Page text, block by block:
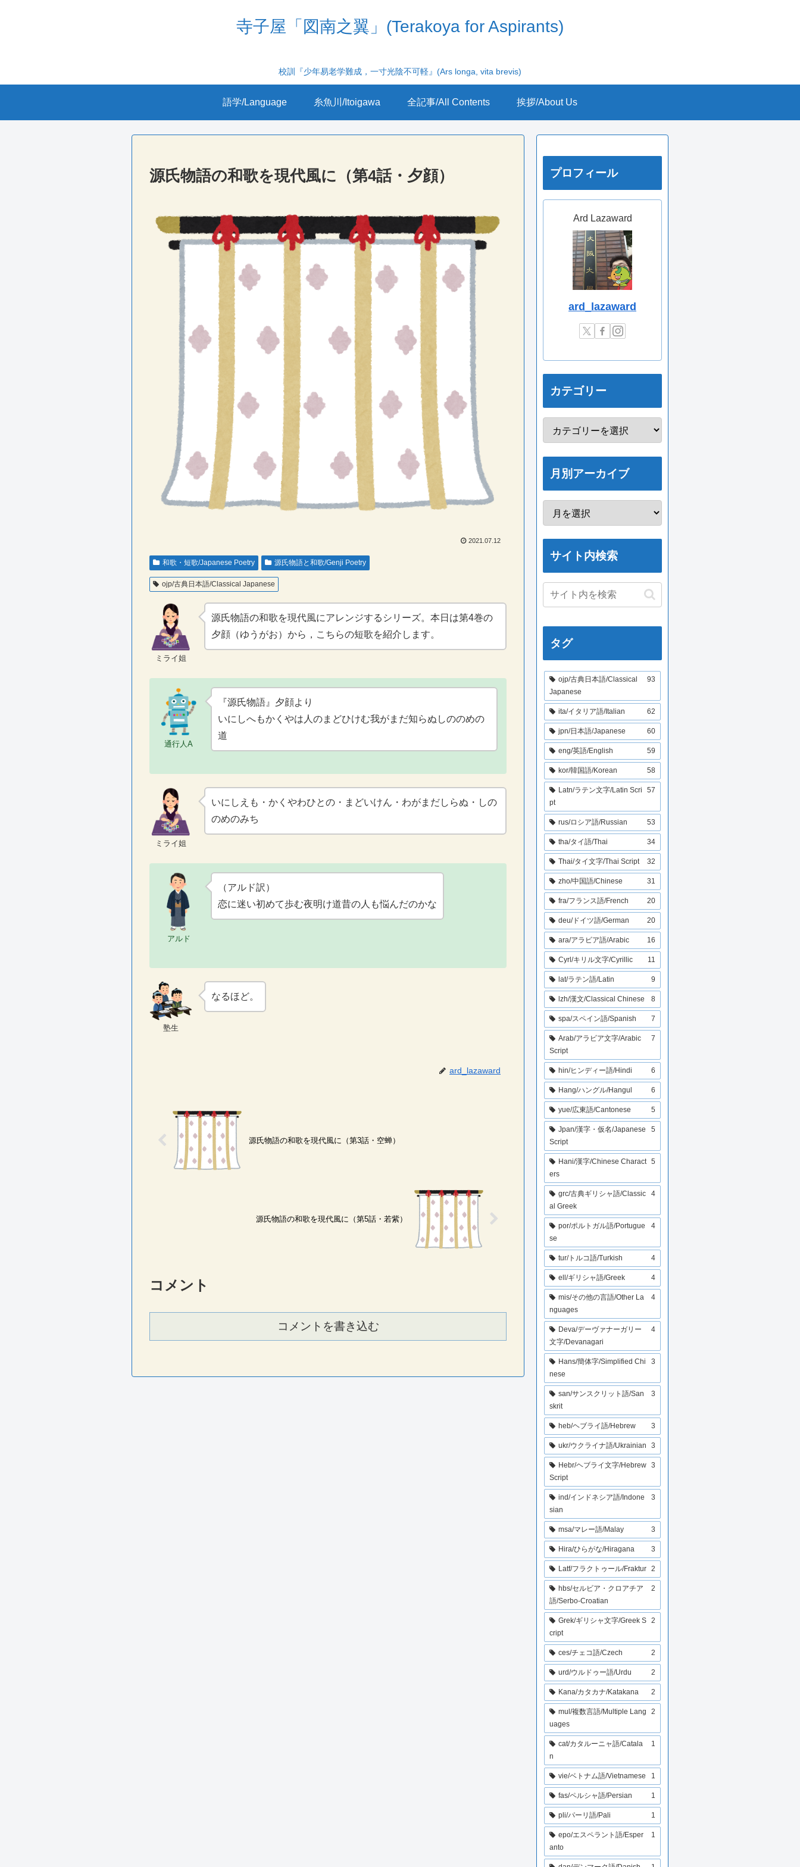
寺子屋「図南之翼」(Terakoya for Aspirants)
校訓『少年易老学難成，一寸光陰不可軽』(Ars longa, vita brevis)
語学/Language 糸魚川/Itoigawa 全記事/All Contents 挨拶/About Us
源氏物語の和歌を現代風に（第4話・夕顔）
2021.07.12
和歌・短歌/Japanese Poetry 源氏物語と和歌/Genji Poetry
ojp/古典日本語/Classical Japanese
ミライ姐
源氏物語の和歌を現代風にアレンジするシリーズ。本日は第4巻の
夕顔（ゆうがお）から，こちらの短歌を紹介します。
通行人A
『源氏物語』夕顔より
いにしへもかくやは人のまどひけむ我がまだ知らぬしののめの
道
ミライ姐
いにしえも・かくやわひとの・まどいけん・わがまだしらぬ・しの
のめのみち
アルド
（アルド訳）
恋に迷い初めて歩む夜明け道昔の人も悩んだのかな
塾生
なるほど。
ard_lazaward
源氏物語の和歌を現代風に（第3話・空蝉）
源氏物語の和歌を現代風に（第5話・若紫）
コメント
コメントを書き込む
プロフィール
Ard Lazaward
ard_lazaward
カテゴリー
月別アーカイブ
サイト内検索
タグ
ojp/古典日本語/Classical
Japanese
93
ita/イタリア語/Italian 62
jpn/日本語/Japanese 60
eng/英語/English 59
kor/韓国語/Korean 58
Latn/ラテン文字/Latin Scri
pt
57
rus/ロシア語/Russian 53
tha/タイ語/Thai 34
Thai/タイ文字/Thai Script 32
zho/中国語/Chinese 31
fra/フランス語/French 20
deu/ドイツ語/German 20
ara/アラビア語/Arabic 16
Cyrl/キリル文字/Cyrillic 11
lat/ラテン語/Latin 9
lzh/漢文/Classical Chinese 8
spa/スペイン語/Spanish 7
Arab/アラビア文字/Arabic
Script
7
hin/ヒンディー語/Hindi 6
Hang/ハングル/Hangul 6
yue/広東語/Cantonese 5
Jpan/漢字・仮名/Japanese
Script
5
Hani/漢字/Chinese Charact
ers
5
grc/古典ギリシャ語/Classic
al Greek
4
por/ポルトガル語/Portugue
se
4
tur/トルコ語/Turkish 4
ell/ギリシャ語/Greek 4
mis/その他の言語/Other La
nguages
4
Deva/デーヴァナーガリー
文字/Devanagari
4
Hans/簡体字/Simplified Chi
nese
3
san/サンスクリット語/San
skrit
3
heb/ヘブライ語/Hebrew 3
ukr/ウクライナ語/Ukrainian 3
Hebr/ヘブライ文字/Hebrew
Script
3
ind/インドネシア語/Indone
sian
3
msa/マレー語/Malay 3
Hira/ひらがな/Hiragana 3
Latf/フラクトゥール/Fraktur 2
hbs/セルビア・クロアチア
語/Serbo-Croatian
2
Grek/ギリシャ文字/Greek S
cript
2
ces/チェコ語/Czech 2
urd/ウルドゥー語/Urdu 2
Kana/カタカナ/Katakana 2
mul/複数言語/Multiple Lang
uages
2
cat/カタルーニャ語/Catala
n
1
vie/ベトナム語/Vietnamese 1
fas/ペルシャ語/Persian 1
pli/パーリ語/Pali 1
epo/エスペラント語/Esper
anto
1